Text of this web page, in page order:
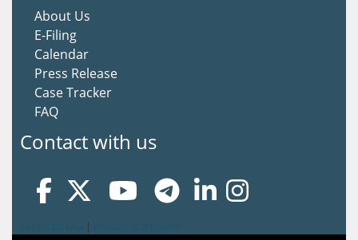
About Us
E-Filing
Calendar
Press Release
Case Tracker
FAQ
Contact with us
|